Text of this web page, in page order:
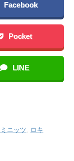
Facebook
Pocket
LINE
ニッツ ロキ